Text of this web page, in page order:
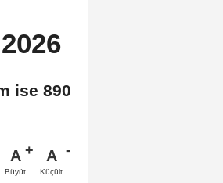
ise 890
A
Büyüt
A
Küçült